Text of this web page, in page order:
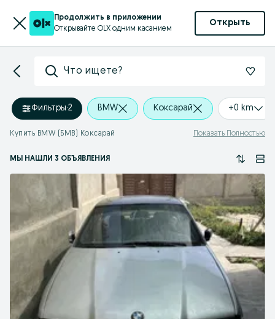
Продолжить в приложении
Открывайте OLX одним касанием
Открыть
Что ищете?
Фильтры·2 BMW Коксарай +0 km
Купить BMW (БМВ) Коксарай Показать Полностью
МЫ НАШЛИ 3 ОБЪЯВЛЕНИЯ